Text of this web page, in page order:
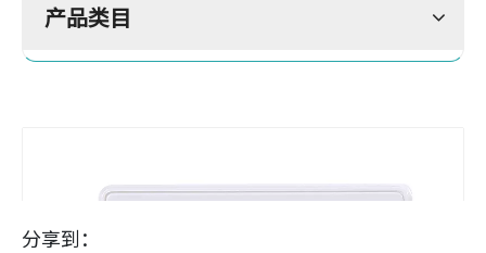
产品类目
分享到：